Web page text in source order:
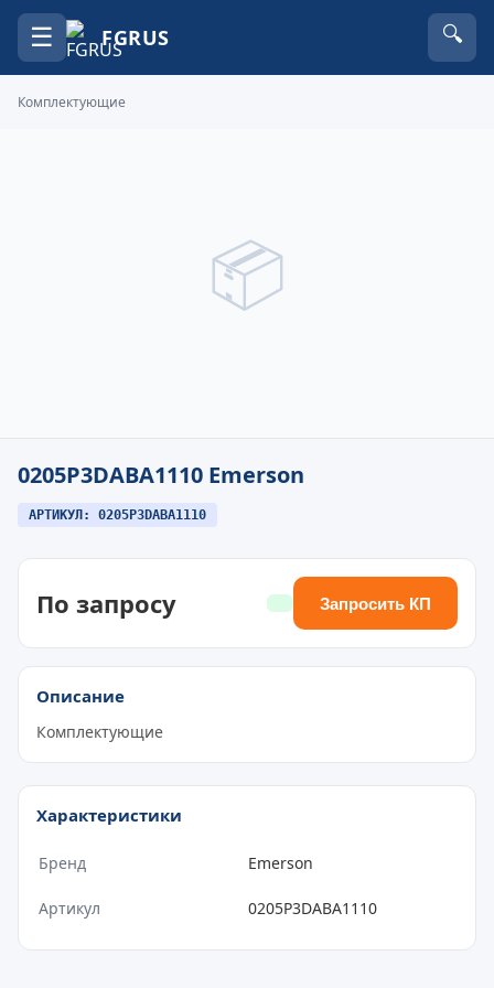
☰ FGRUS 🔍
Комплектующие
📦
0205P3DABA1110 Emerson
АРТИКУЛ: 0205P3DABA1110
По запросу Запросить КП
Описание
Комплектующие
Характеристики
Бренд Emerson
Артикул 0205P3DABA1110